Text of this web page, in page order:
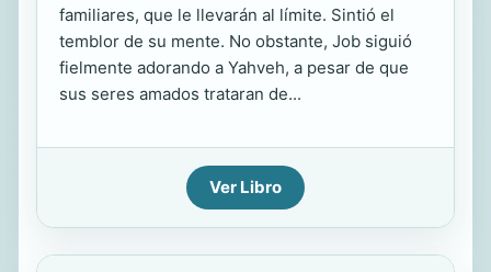
familiares, que le llevarán al límite. Sintió el
temblor de su mente. No obstante, Job siguió
fielmente adorando a Yahveh, a pesar de que
sus seres amados trataran de...
Ver Libro